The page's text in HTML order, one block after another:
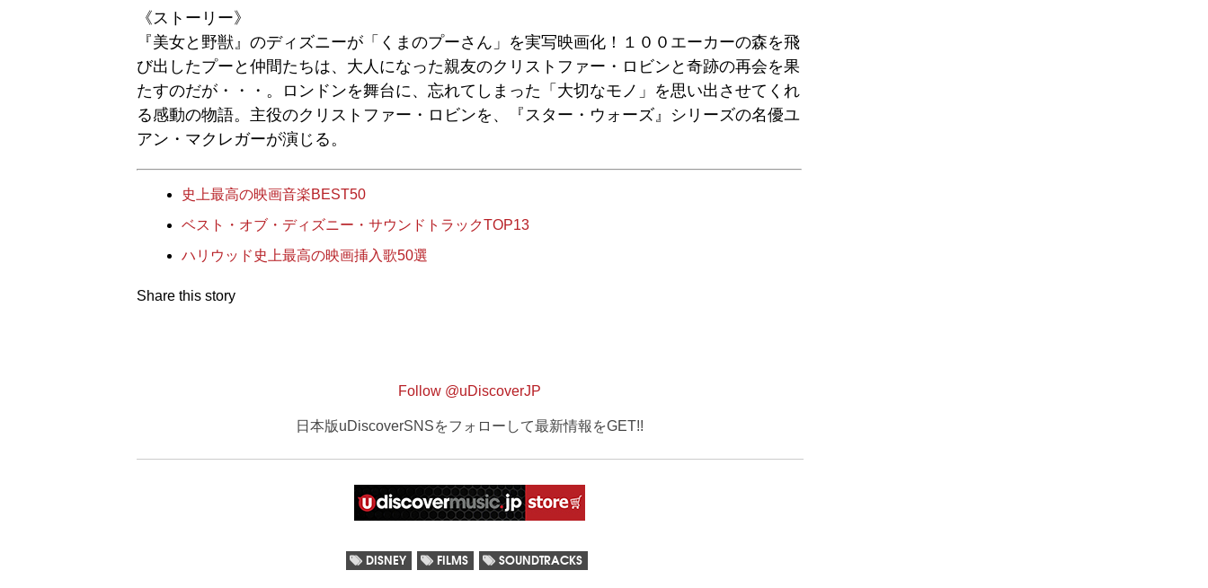
《ストーリー》
『美女と野獣』のディズニーが「くまのプーさん」を実写映画化！１００エーカーの森を飛
び出したプーと仲間たちは、大人になった親友のクリストファー・ロビンと奇跡の再会を果
たすのだが・・・。ロンドンを舞台に、忘れてしまった「大切なモノ」を思い出させてくれ
る感動の物語。主役のクリストファー・ロビンを、『スター・ウォーズ』シリーズの名優ユ
アン・マクレガーが演じる。
史上最高の映画音楽BEST50
ベスト・オブ・ディズニー・サウンドトラックTOP13
ハリウッド史上最高の映画挿入歌50選
Share this story
Follow @uDiscoverJP
日本版uDiscoverSNSをフォローして最新情報をGET!!
DISNEY FILMS SOUNDTRACKS